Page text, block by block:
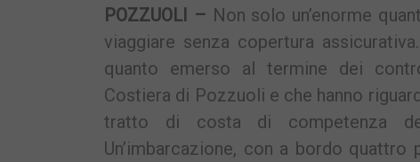
POZZUOLI – Non solo un’enorme
viaggiare senza copertura
quanto emerso al termine dei
Costiera di Pozzuoli e che hanno
tratto di costa di competenza
Un’imbarcazione, con a bordo